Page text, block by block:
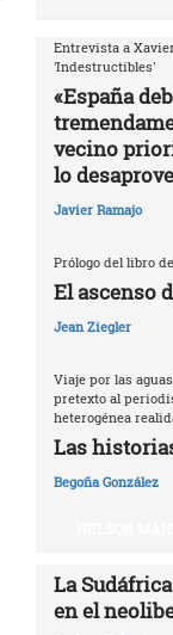
Entrevista a
'Indestructibles'
«España
vecino
lo
Javier Ramajo
Prólogo del libro
El ascenso
Jean Ziegler
Viaje por las
pretexto al
heterogénea
Las
Begoña González
La
en el